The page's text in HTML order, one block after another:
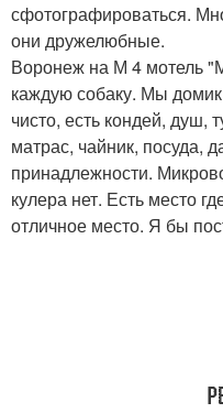
сфотографироваться.
они дружелюбные.
Воронеж на М 4 мотель
каждую собаку. Мы
чисто, есть кондей, душ,
матрас, чайник, посуда,
принадлежности.
кулера нет. Есть место
отличное место. Я бы